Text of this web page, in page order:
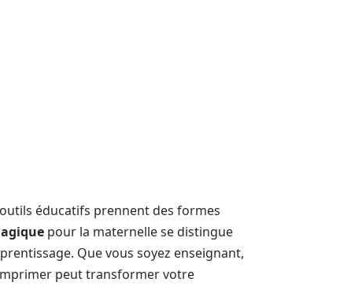
éducatifs prennent des formes
pour la maternelle se distingue
Que vous soyez enseignant,
peut transformer votre